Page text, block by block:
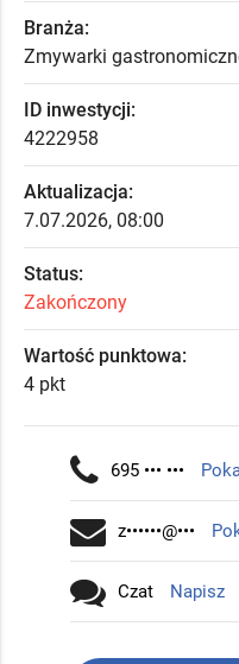
Branża:
Zmywarki
ID inwestycji:
4222958
Aktualizacja:
7.07.2026, 08:00
Status:
Zakończony
Wartość punktowa:
4 pkt
695 ••• •••
z••••••@•••
Czat Napisz